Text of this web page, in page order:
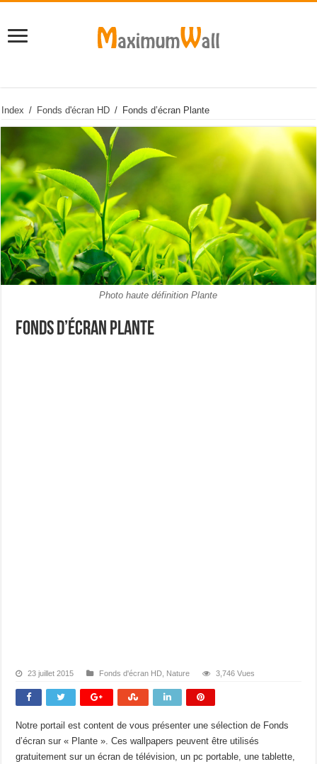
Index / Fonds d'écran HD / Fonds d’écran Plante
Photo haute définition Plante
Fonds d’écran Plante
23 juillet 2015 Fonds d'écran HD Nature 3,746 Vues
Notre portail est content de vous présenter une sélection de Fonds
d’écran sur « Plante ». Ces wallpapers peuvent être utilisés
gratuitement sur un écran de télévision, un pc portable, une tablette,